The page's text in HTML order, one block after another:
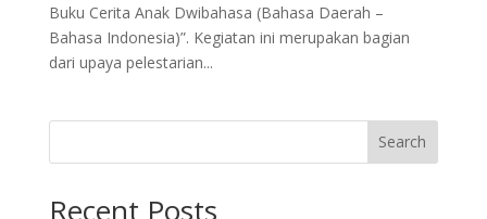
Buku Cerita Anak Dwibahasa (Bahasa Daerah –
Bahasa Indonesia)”. Kegiatan ini merupakan bagian
dari upaya pelestarian...
Search
Recent Posts